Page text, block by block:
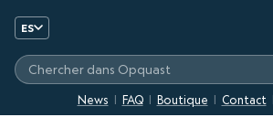
ES
News FAQ Boutique Contact
Chercher dans Opquast